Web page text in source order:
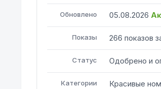
Обновлено 05.08.2026
Показы 266 показов
Статус Одобрено и
Категории Красивые